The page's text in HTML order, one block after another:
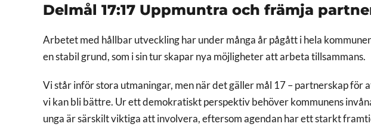
Delmål 17:17 Uppmuntra och främja
Arbetet med hållbar utveckling har under många år pågått i hela
en stabil grund, som i sin tur skapar nya möjligheter att arbeta tillsammans.
Vi står inför stora utmaningar, men när det gäller mål 17 – partnerskap för
vi kan bli bättre. Ur ett demokratiskt perspektiv behöver kommunens
unga är särskilt viktiga att involvera, eftersom agendan har ett starkt